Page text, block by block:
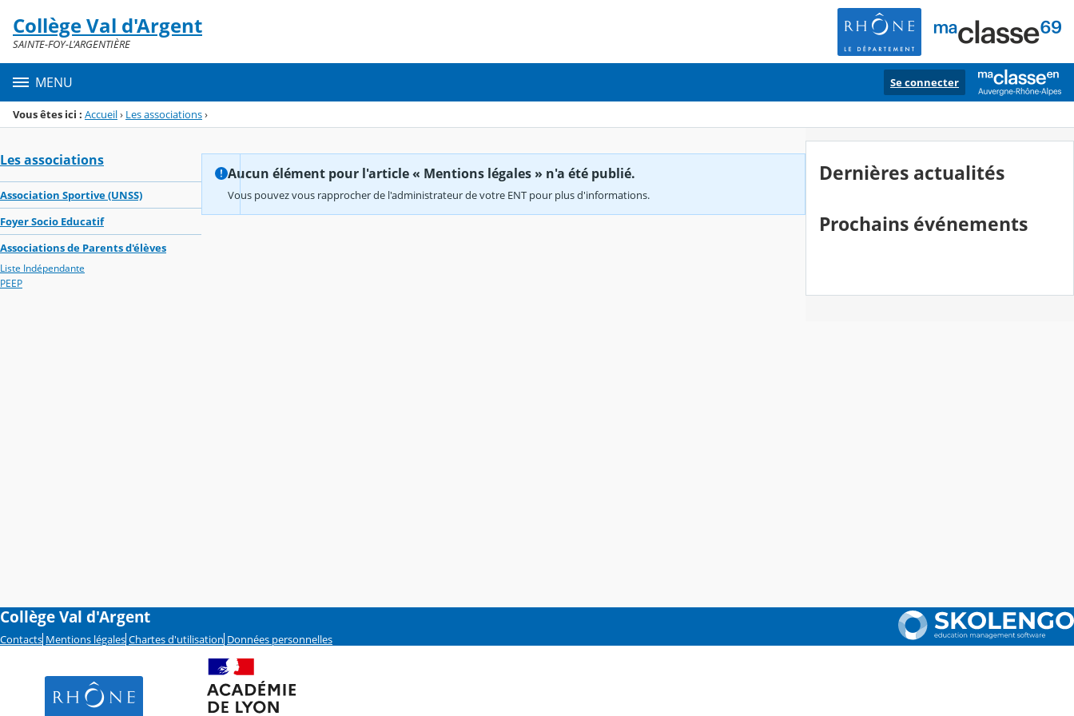
Menu de la rubrique
Contenu
Collège Val d'Argent
SAINTE-FOY-L'ARGENTIÈRE
MENU Se connecter
Vous êtes ici : Accueil› Les associations›
Les associations
Association Sportive (UNSS)
Foyer Socio Educatif
Associations de Parents d'élèves
Liste Indépendante
PEEP
Aucun élément pour l'article « Mentions légales » n'a été publié.
Vous pouvez vous rapprocher de l'administrateur de votre ENT pour plus d'informations.
Dernières actualités
Prochains événements
Collège Val d'Argent
Contacts Mentions légales Chartes d'utilisation Données personnelles